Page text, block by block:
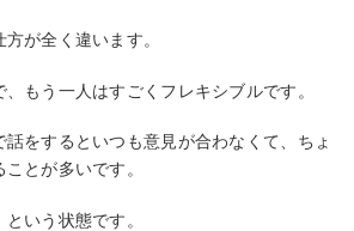
が全く違います。
もう一人はすごくフレキシブルです。
をするといつも意見が合わなくて、ちょ
とが多いです。
いう状態です。